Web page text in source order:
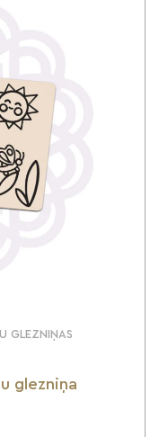
GLEZNIŅAS
glezniņa